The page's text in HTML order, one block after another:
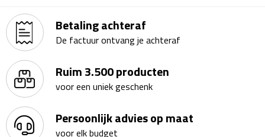
Kantoor & Zakelijk
Agenda's & Kalenders
Agenda's
Kalenders
Betaling achteraf
De factuur ontvang je achteraf
Ruim 3.500 producten
voor een uniek geschenk
Persoonlijk advies op maat
voor elk budget